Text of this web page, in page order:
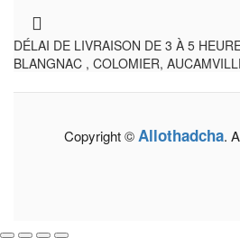
DÉLAI DE LIVRAISON DE 3 À 5
BLANGNAC , COLOMIER,
Copyright © Allothadcha.